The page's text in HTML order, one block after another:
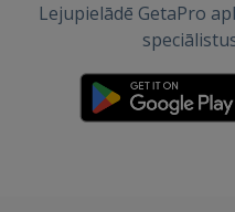
Lejupielādē GetaPro